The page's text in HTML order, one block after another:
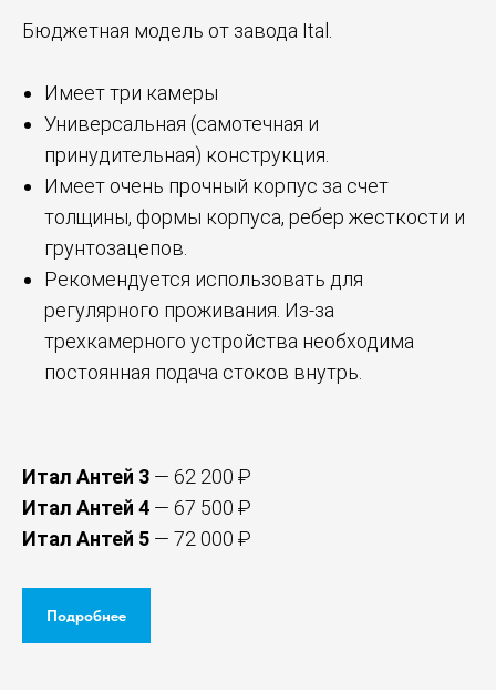
Бюджетная модель от завода Ital.
Имеет три камеры
Универсальная (самотечная и
принудительная) конструкция.
Имеет очень прочный корпус за счет
толщины, формы корпуса, ребер жесткости и
грунтозацепов.
Рекомендуется использовать для
регулярного проживания. Из-за
трехкамерного устройства необходима
постоянная подача стоков внутрь.
Итал Антей 3 — 62 200 ₽
Итал Антей 4 — 67 500 ₽
Итал Антей 5 — 72 000 ₽
Подробнее